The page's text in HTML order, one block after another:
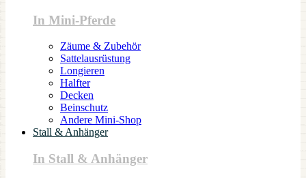
In Mini-Pferde
Zäume & Zubehör
Sattelausrüstung
Longieren
Halfter
Decken
Beinschutz
Andere Mini-Shop
Stall & Anhänger
In Stall & Anhänger